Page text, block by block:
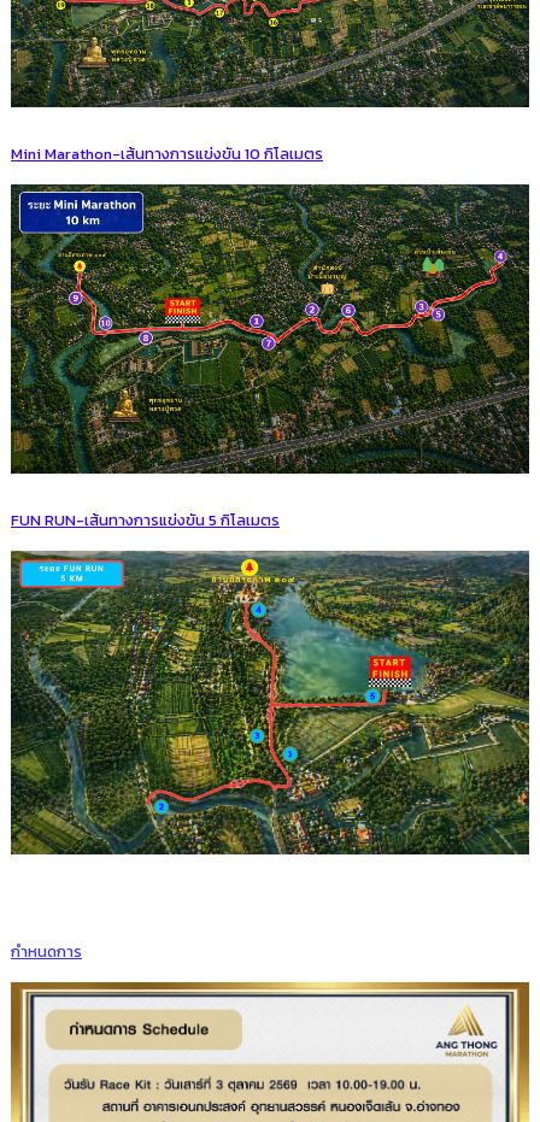
Mini Marathon-เส้นทางการแข่งขัน 10 กิโลเมตร
FUN RUN-เส้นทางการแข่งขัน 5 กิโลเมตร
กำหนดการ